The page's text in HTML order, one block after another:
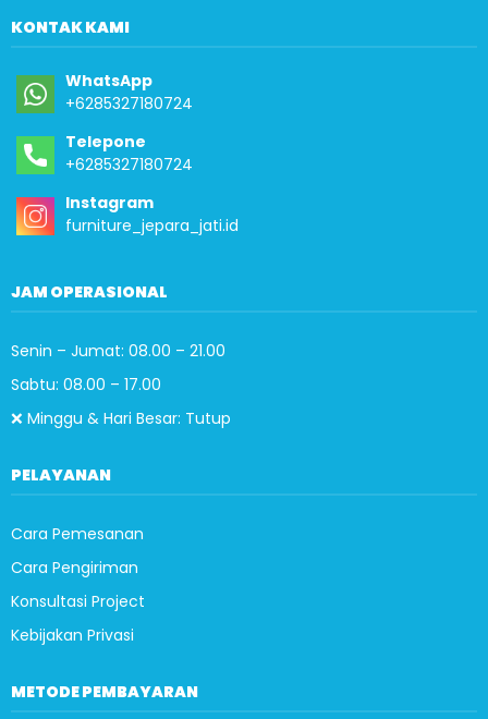
KONTAK KAMI
WhatsApp
+6285327180724
Telepone
+6285327180724
Instagram
furniture_jepara_jati.id
JAM OPERASIONAL
Senin – Jumat: 08.00 – 21.00
Sabtu: 08.00 – 17.00
❌ Minggu & Hari Besar: Tutup
PELAYANAN
Cara Pemesanan
Cara Pengiriman
Konsultasi Project
Kebijakan Privasi
METODE PEMBAYARAN